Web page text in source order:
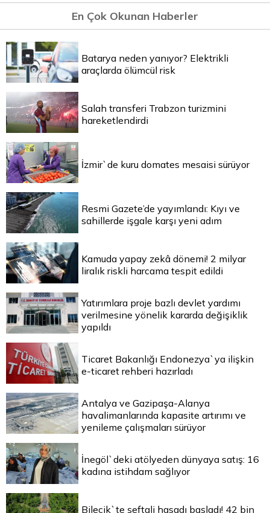
En Çok Okunan Haberler
Batarya neden yanıyor? Elektrikli
araçlarda ölümcül risk
Salah transferi Trabzon turizmini
hareketlendirdi
İzmir`de kuru domates mesaisi sürüyor
Resmi Gazete’de yayımlandı: Kıyı ve
sahillerde işgale karşı yeni adım
Kamuda yapay zekâ dönemi! 2 milyar
liralık riskli harcama tespit edildi
Yatırımlara proje bazlı devlet yardımı
verilmesine yönelik kararda değişiklik
yapıldı
Ticaret Bakanlığı Endonezya`ya ilişkin
e-ticaret rehberi hazırladı
Antalya ve Gazipaşa-Alanya
havalimanlarında kapasite artırımı ve
yenileme çalışmaları sürüyor
İnegöl`deki atölyeden dünyaya satış: 16
kadına istihdam sağlıyor
Bilecik`te şeftali hasadı başladı! 42 bin